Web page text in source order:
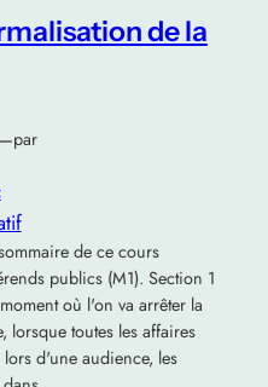
de la
par
de ce cours
publics (M1). Section 1
où l'on va arrêter la
toutes les affaires
d'une audience, les